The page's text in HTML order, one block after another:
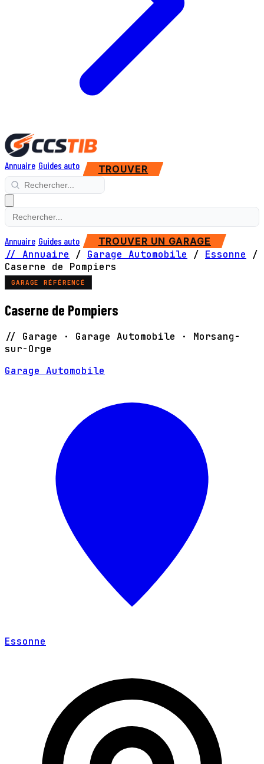
Annuaire Guides auto TROUVER
Annuaire Guides auto TROUVER UN GARAGE
// Annuaire / Garage Automobile / Essonne
/
Caserne de Pompiers
GARAGE RÉFÉRENCÉ
Caserne de Pompiers
// Garage · Garage Automobile · Morsang-
sur-Orge
Garage Automobile
Essonne